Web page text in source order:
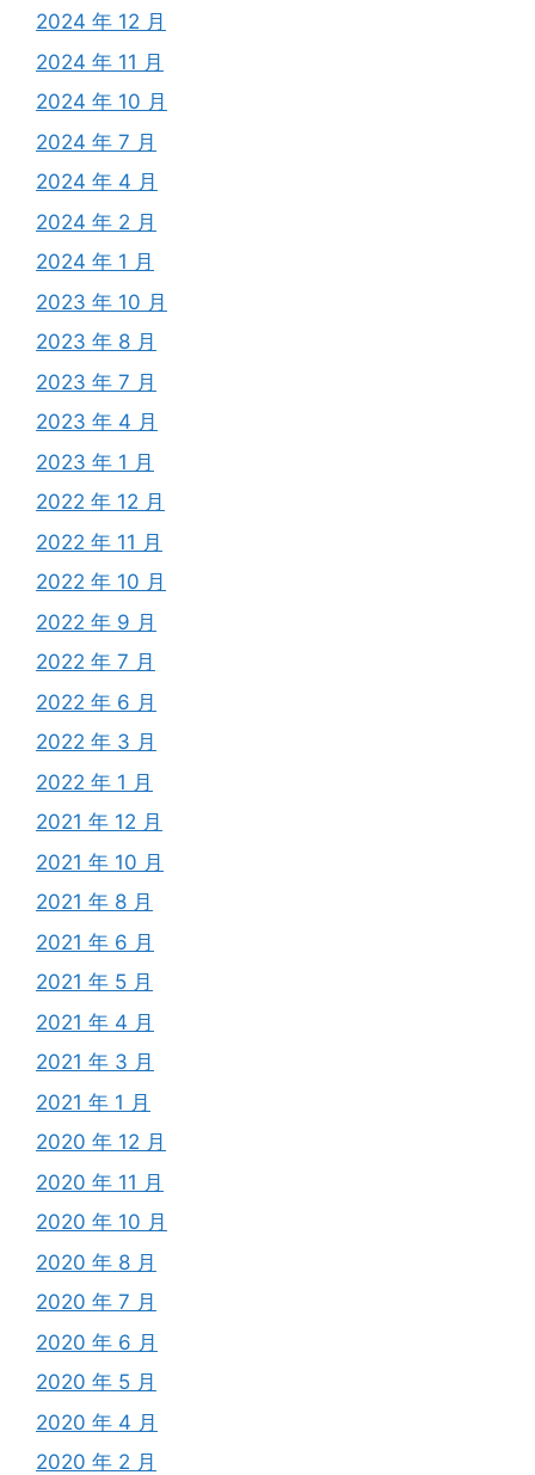
2024 年 12 月
2024 年 11 月
2024 年 10 月
2024 年 7 月
2024 年 4 月
2024 年 2 月
2024 年 1 月
2023 年 10 月
2023 年 8 月
2023 年 7 月
2023 年 4 月
2023 年 1 月
2022 年 12 月
2022 年 11 月
2022 年 10 月
2022 年 9 月
2022 年 7 月
2022 年 6 月
2022 年 3 月
2022 年 1 月
2021 年 12 月
2021 年 10 月
2021 年 8 月
2021 年 6 月
2021 年 5 月
2021 年 4 月
2021 年 3 月
2021 年 1 月
2020 年 12 月
2020 年 11 月
2020 年 10 月
2020 年 8 月
2020 年 7 月
2020 年 6 月
2020 年 5 月
2020 年 4 月
2020 年 2 月